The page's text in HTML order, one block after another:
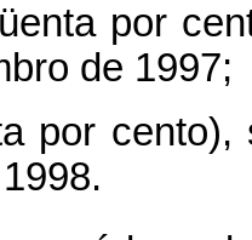
por
de 1997;
por cento),